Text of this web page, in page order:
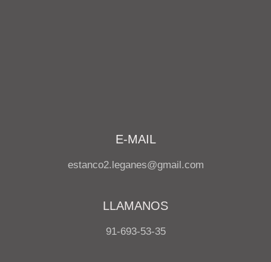
E-MAIL
estanco2.leganes@gmail.com
LLAMANOS
91-693-53-35